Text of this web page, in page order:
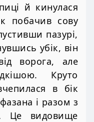
й кинулася
побачив сову
пазурі,
убік, він
ворога, але
Круто
в бік
і разом з
Це видовище